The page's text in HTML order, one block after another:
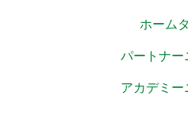
ホーム
パートナー
アカデミー